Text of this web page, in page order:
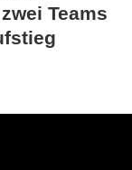
Teams